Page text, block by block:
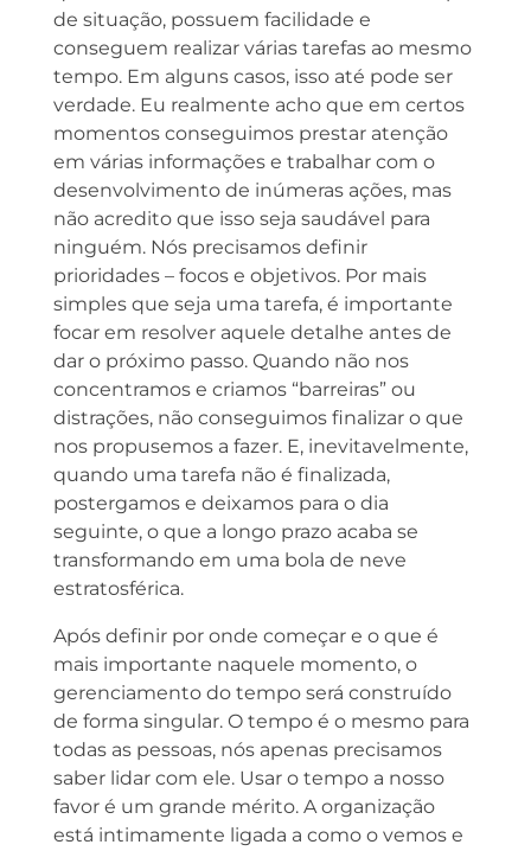
de situação, possuem facilidade e
conseguem realizar várias tarefas ao mesmo
tempo. Em alguns casos, isso até pode ser
verdade. Eu realmente acho que em certos
momentos conseguimos prestar atenção
em várias informações e trabalhar com o
desenvolvimento de inúmeras ações, mas
não acredito que isso seja saudável para
ninguém. Nós precisamos definir
prioridades – focos e objetivos. Por mais
simples que seja uma tarefa, é importante
focar em resolver aquele detalhe antes de
dar o próximo passo. Quando não nos
concentramos e criamos “barreiras” ou
distrações, não conseguimos finalizar o que
nos propusemos a fazer. E, inevitavelmente,
quando uma tarefa não é finalizada,
postergamos e deixamos para o dia
seguinte, o que a longo prazo acaba se
transformando em uma bola de neve
estratosférica.
Após definir por onde começar e o que é
mais importante naquele momento, o
gerenciamento do tempo será construído
de forma singular. O tempo é o mesmo para
todas as pessoas, nós apenas precisamos
saber lidar com ele. Usar o tempo a nosso
favor é um grande mérito. A organização
está intimamente ligada a como o vemos e